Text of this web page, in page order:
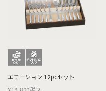
エモーション 12pcセット
¥19,800税込